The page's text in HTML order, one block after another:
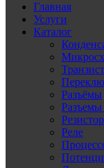
Главная
Услуги
Каталог
Разъёмы
Разъемы
Реле